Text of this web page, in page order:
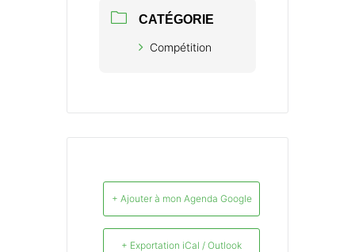
CATÉGORIE
Compétition
+ Ajouter à mon Agenda Google
+ Exportation iCal / Outlook